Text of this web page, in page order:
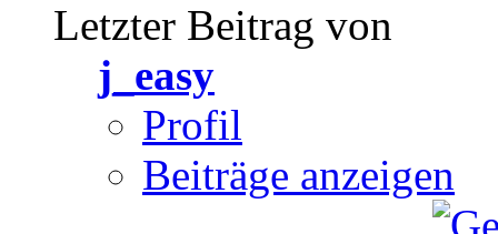
Letzter Beitrag von
j_easy
Profil
Beiträge anzeigen